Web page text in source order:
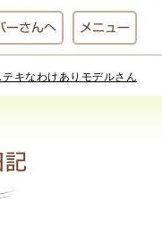
ーさんへ メニュー
テキなわけありモデルさん
記